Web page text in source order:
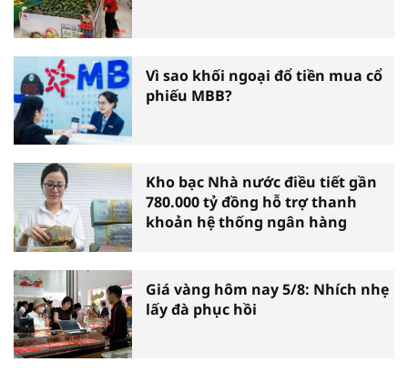
Vì sao khối ngoại đổ tiền mua cổ
phiếu MBB?
Kho bạc Nhà nước điều tiết gần
780.000 tỷ đồng hỗ trợ thanh
khoản hệ thống ngân hàng
Giá vàng hôm nay 5/8: Nhích nhẹ
lấy đà phục hồi